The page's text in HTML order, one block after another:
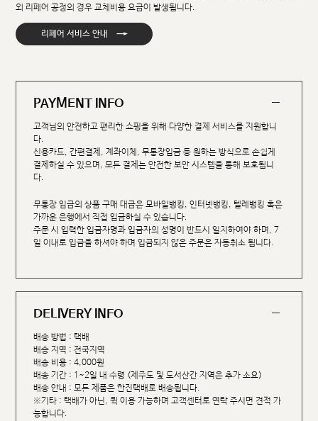
외 리페어 공정의 경우 교체비용 요금이 발생됩니다.
리페어 서비스 안내 →
PAYMENT INFO
고객님의 안전하고 편리한 쇼핑을 위해 다양한 결제 서비스를 지원합니
다.
신용카드, 간편결제, 계좌이체, 무통장입금 등 원하는 방식으로 손쉽게
결제하실 수 있으며, 모든 결제는 안전한 보안 시스템을 통해 보호됩니
다.
무통장 입금의 상품 구매 대금은 모바일뱅킹, 인터넷뱅킹, 텔레뱅킹 혹은
가까운 은행에서 직접 입금하실 수 있습니다.
주문 시 입력한 입금자명과 입금자의 성명이 반드시 일치하여야 하며, 7
일 이내로 입금을 하셔야 하며 입금되지 않은 주문은 자동취소 됩니다.
DELIVERY INFO
배송 방법 : 택배
배송 지역 : 전국지역
배송 비용 : 4,000원
배송 기간 : 1~2일 내 수령 (제주도 및 도서산간 지역은 추가 소요)
배송 안내 : 모든 제품은 한진택배로 배송됩니다.
※기타 : 택배가 아닌, 퀵 이용 가능하며 고객센터로 연락 주시면 견적 가
능합니다.